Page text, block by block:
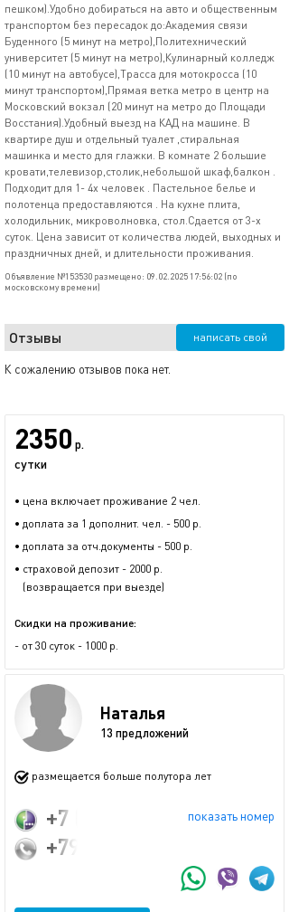
пешком).Удобно добираться на авто и общественным
транспортом без пересадок до:Академия связи
Буденного (5 минут на метро),Политехнический
университет (5 минут на метро),Кулинарный колледж
(10 минут на автобусе),Трасса для мотокросса (10
минут транспортом),Прямая ветка метро в центр на
Московский вокзал (20 минут на метро до Площади
Восстания).Удобный выезд на КАД на машине. В
квартире душ и отдельный туалет ,стиральная
машинка и место для глажки. В комнате 2 большие
кровати,телевизор,столик,небольшой шкаф,балкон .
Подходит для 1- 4х человек . Пастельное белье и
полотенца предоставляются . На кухне плита,
холодильник, микроволновка, стол.Сдается от 3-х
суток. Цена зависит от количества людей, выходных и
праздничных дней, и длительности проживания.
Объявление №153530 размещено: 09.02.2025 17:56:02 (по
московскому времени)
Отзывы написать свой
К сожалению отзывов пока нет.
2350 р.
сутки
• цена включает проживание 2 чел.
• доплата за 1 дополнит. чел. - 500 р.
• доплата за отч.документы - 500 р.
• страховой депозит - 2000 р.
(возвращается при выезде)
Скидки на проживание:
- от 30 суток - 1000 р.
Наталья
13 предложений
размещается больше полутора лет
показать номер
+7 (921) 403-25-45
+79214032545